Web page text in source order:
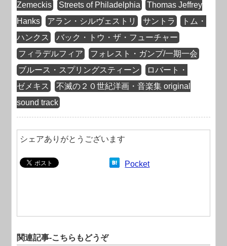
Zemeckis
Streets of Philadelphia
Thomas Jeffrey
Hanks
アラン・シルヴェストリ サントラ
トム・
ハンクス
バック・トウ・ザ・フューチャー
フィラデルフィア
フォレスト・ガンプ/一期一会
ブルース・スプリングスティーン
ロバート・
ゼメキス
不滅の２０世紀洋画・音楽集 original
sound track
シェアありがとうございます
Pocket
関連記事-こちらもどうぞ